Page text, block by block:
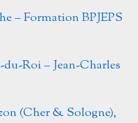
– Formation BPJEPS
Roi – Jean-Charles
(Cher & Sologne),